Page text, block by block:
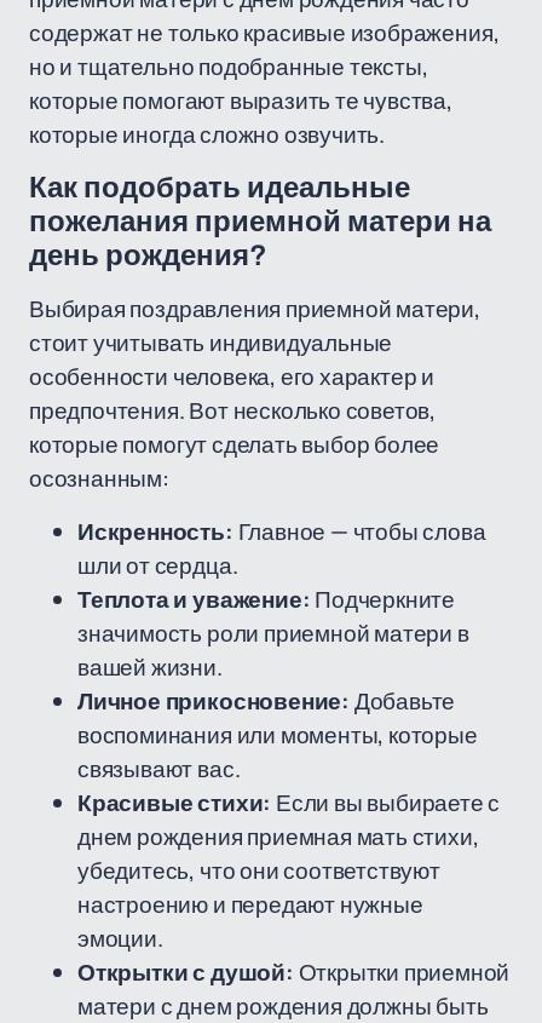
содержат не только красивые изображения,
но и тщательно подобранные тексты,
которые помогают выразить те чувства,
которые иногда сложно озвучить.
Как подобрать идеальные
пожелания приемной матери на
день рождения?
Выбирая поздравления приемной матери,
стоит учитывать индивидуальные
особенности человека, его характер и
предпочтения. Вот несколько советов,
которые помогут сделать выбор более
осознанным:
Искренность: Главное — чтобы слова
шли от сердца.
Теплота и уважение: Подчеркните
значимость роли приемной матери в
вашей жизни.
Личное прикосновение: Добавьте
воспоминания или моменты, которые
связывают вас.
Красивые стихи: Если вы выбираете с
днем рождения приемная мать стихи,
убедитесь, что они соответствуют
настроению и передают нужные
эмоции.
Открытки с душой: Открытки приемной
матери с днем рождения должны быть